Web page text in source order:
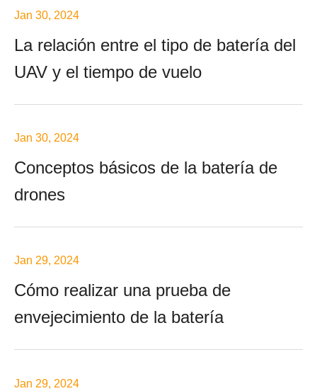
Jan 30, 2024
La relación entre el tipo de batería del
UAV y el tiempo de vuelo
Jan 30, 2024
Conceptos básicos de la batería de
drones
Jan 29, 2024
Cómo realizar una prueba de
envejecimiento de la batería
Jan 29, 2024